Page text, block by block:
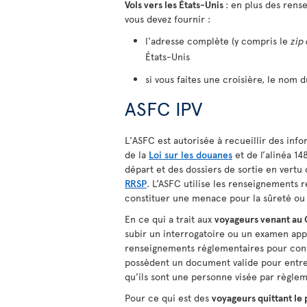
Vols vers les États-Unis : en plus des
vous devez fournir :
l'adresse complète (y compris le zip
États-Unis
si vous faites une croisière, le nom
ASFC IPV
L'ASFC est autorisée à recueillir des
de la Loi sur les douanes et de l’alinéa
départ et des dossiers de sortie en
RRSP. L’ASFC utilise les
constituer une menace pour la sûreté
En ce qui a trait aux voyageurs venant au
subir un interrogatoire ou un examen
renseignements réglementaires pour
possèdent un document valide pour
qu’ils sont une personne visée par
Pour ce qui est des voyageurs quittant le